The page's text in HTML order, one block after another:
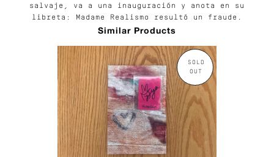
salvaje, va a una inauguración y anota en su
libreta: Madame Realismo resultó un fraude.
Similar Products
SOLD
OUT